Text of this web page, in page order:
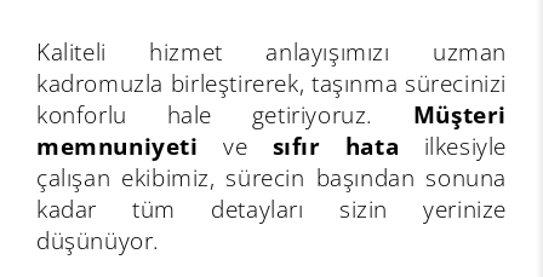
Kaliteli hizmet anlayışımızı uzman
kadromuzla birleştirerek, taşınma sürecinizi
konforlu hale getiriyoruz. Müşteri
memnuniyeti ve sıfır hata ilkesiyle
çalışan ekibimiz, sürecin başından sonuna
kadar tüm detayları sizin yerinize
düşünüyor.